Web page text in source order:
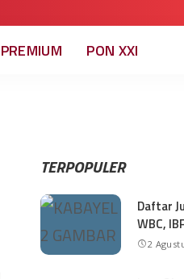
PREMIUM PON XXI
TERPOPULER
Daftar
WBC,
2